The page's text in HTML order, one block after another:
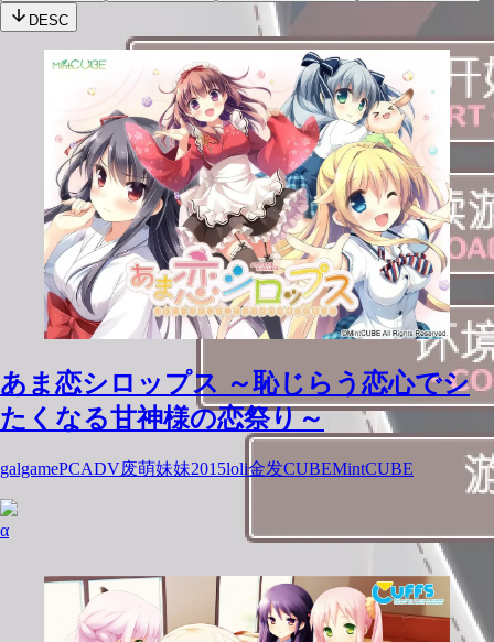
DESC
あま恋シロップス ～恥じらう恋心でシ
たくなる甘神様の恋祭り～
galgamePCADV废萌妹妹2015loli金发CUBEMintCUBE
α